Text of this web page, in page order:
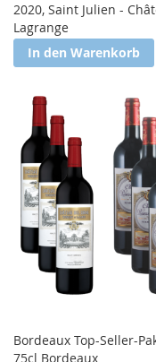
2020, Saint Julien -
Lagrange
In den Warenkorb
Bordeaux Top-Seller-
75cl Bordeaux